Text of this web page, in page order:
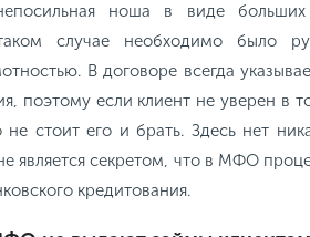
ноша в виде больших
случае необходимо было
В договоре всегда
поэтому если клиент не уверен в
стоит его и брать. Здесь нет
является секретом, что в МФО
кредитования.